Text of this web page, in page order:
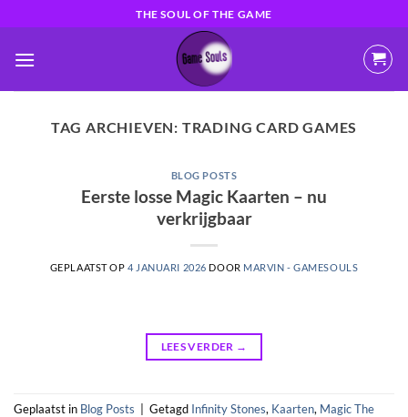
naar
inhoud
THE SOUL OF THE GAME
TAG ARCHIEVEN: TRADING CARD GAMES
BLOG POSTS
Eerste losse Magic Kaarten – nu
verkrijgbaar
GEPLAATST OP 4 JANUARI 2026 DOOR MARVIN - GAMESOULS
LEES VERDER →
Geplaatst in Blog Posts Getagd Infinity Stones, Kaarten, Magic The